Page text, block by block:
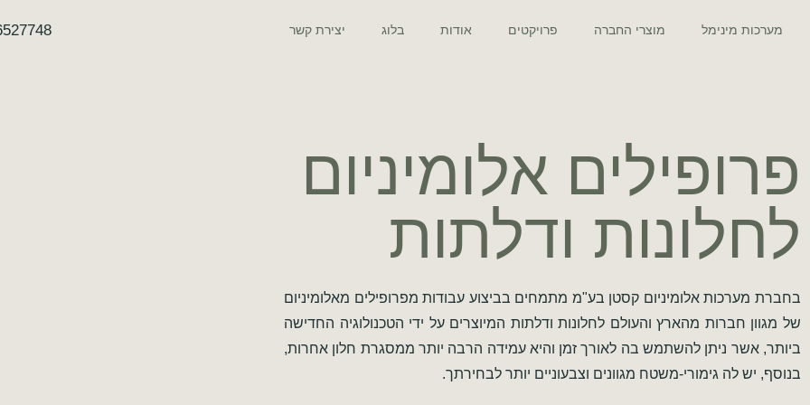
מערכות מינימל מוצרי החברה פרויקטים אודות בלוג יצירת קשר
פרופילים אלומיניום
לחלונות ודלתות
בחברת מערכות אלומיניום קסטן בע"מ מתמחים בביצוע עבודות מפרופילים מאלומיניום
של מגוון חברות מהארץ והעולם לחלונות ודלתות המיוצרים על ידי הטכנולוגיה החדישה
ביותר, אשר ניתן להשתמש בה לאורך זמן והיא עמידה הרבה יותר ממסגרת חלון אחרות,
בנוסף, יש לה גימורי-משטח מגוונים וצבעוניים יותר לבחירתך.